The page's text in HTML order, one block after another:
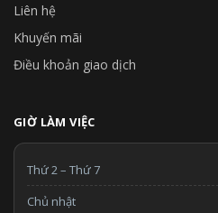
Liên hệ
Khuyến mãi
Điều khoản giao dịch
GIỜ LÀM VIỆC
Thứ 2 – Thứ 7
Chủ nhật